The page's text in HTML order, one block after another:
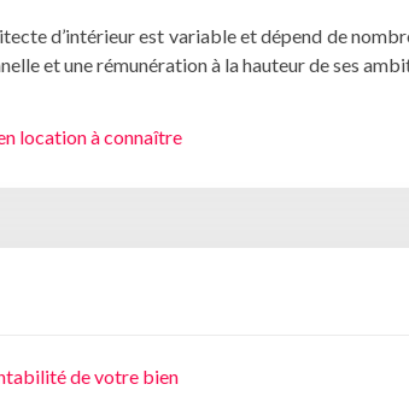
d’intérieur est variable et dépend de
et une rémunération à la hauteur de ses
location à connaître
de votre bien